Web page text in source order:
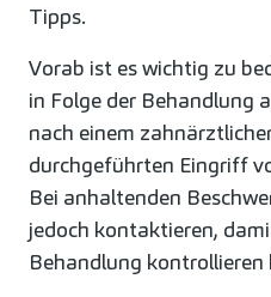
Tipps.
Vorab ist es wichtig zu
in Folge der Behandlung
nach einem
durchgeführten Eingriff
Bei anhaltenden
jedoch kontaktieren,
Behandlung kontrollieren